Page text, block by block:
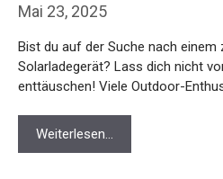
Mai 23, 2025
Bist du auf der Suche nach einem
Solarladegerät? Lass dich nicht
enttäuschen! Viele Outdoor-
Weiterlesen…